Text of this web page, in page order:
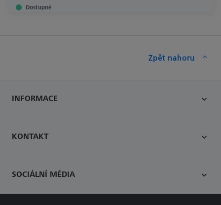
Dostupné
Zpět nahoru
INFORMACE
KONTAKT
SOCIÁLNÍ MÉDIA